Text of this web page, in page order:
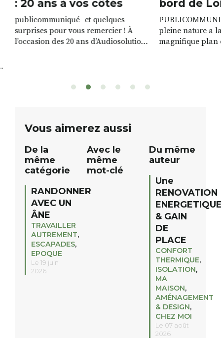
: 20 ans à vos côtés
publicommuniqué- et quelques
surprises pour vous remercier ! À
l’occasion des 20 ans d’Audiosolution,
sont à gagner, sélectionnés auprès
12h à […]
bord de
pleine nature a
magnifique plan
Vous aimerez aussi
De la
même
catégorie
RANDONNER
AVEC UN
ÂNE
TRAVAILLER
AUTREMENT,
ESCAPADES,
EPOQUE
Le 19 juin
2026
Avec le
même
mot-clé
Du même
auteur
Une
RENOVATION
& GAIN
DE
PLACE
CONFORT
THERMIQUE,
ISOLATION,
MA
MAISON,
AMÉNAGEMENT
& DESIGN,
CHEZ MOI
Le 07 août
2026